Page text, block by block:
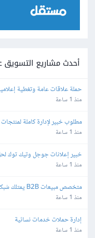
أحدث مشاريع
حملة علاقات عامة وتغطية
منذ 1 ساعة
والسعودية والإمارات
منذ 1 ساعة
خبير إعلانات جوجل وتيك توك
منذ 1 ساعة
متخصص مبيعات B2B يمتلك شبكة علاقات لجلب عملاء لأنظمة برمجية
منذ 1 ساعة
إدارة حملات خدمات نسائية
منذ 1 ساعة